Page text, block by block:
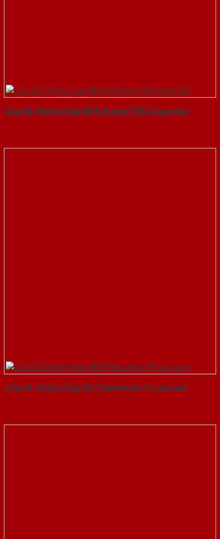
Cửa Gỗ Chống Cháy MDF Veneer P1R2 Xoan dao
Cửa Gỗ Chống Cháy MDF Melamine P1 van kem